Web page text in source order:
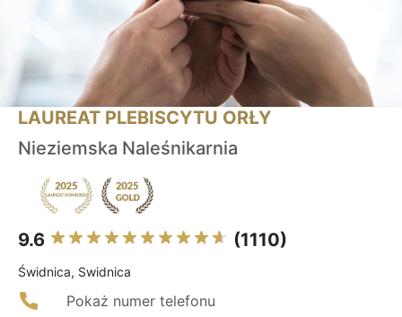
LAUREAT PLEBISCYTU ORŁY
Nieziemska Naleśnikarnia
9.6 (1110)
Świdnica, Swidnica
Pokaż numer telefonu